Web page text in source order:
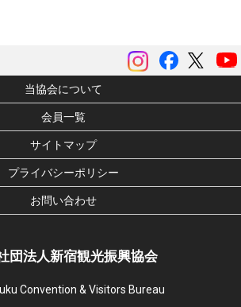
ツイ
Facebook
instagram
当協会について
会員一覧
サイトマップ
プライバシーポリシー
お問い合わせ
団法人新宿観光振興協会
Convention & Visitors Bureau